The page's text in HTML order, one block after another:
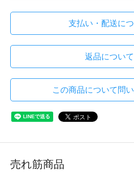
支払い・配送に
返品について
この商品について問
売れ筋商品